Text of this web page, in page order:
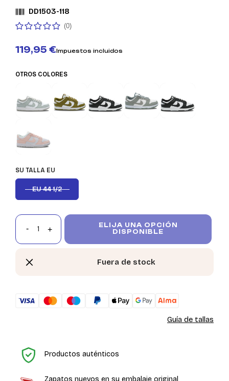
DD1503-118
(0)
119,95 €Impuestos incluidos
OTROS COLORES
SU TALLA EU
EU 44 1/2
ELIJA UNA OPCIÓN
DISPONIBLE
Fuera de stock
Guía de tallas
Productos auténticos
Zapatos nuevos en su embalaje original